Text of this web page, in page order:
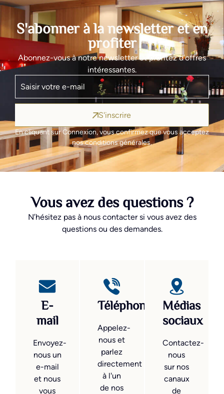
S'abonner à la newsletter et en
profiter
Abonnez-vous à notre newsletter et profitez d’offres
intéressantes.
S'inscrire
En cliquant sur Connexion, vous confirmez que vous acceptez
nos conditions générales.
Vous avez des questions ?
N’hésitez pas à nous contacter si vous avez des
questions ou des demandes.
E-
mail
Envoyez-
nous un
e-mail
et nous
vous
Téléphone
Appelez-
nous et
parlez
directement
à l'un
de nos
Médias
sociaux
Contactez-
nous
sur nos
canaux
de